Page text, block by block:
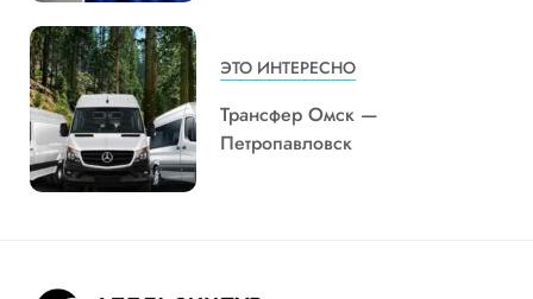
ЭТО ИНТЕРЕСНО
Трансфер Омск —
Петропавловск